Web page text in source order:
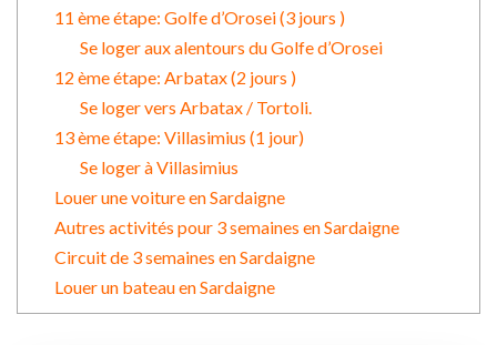
11 ème étape: Golfe d’Orosei (3 jours )
Se loger aux alentours du Golfe d’Orosei
12 ème étape: Arbatax (2 jours )
Se loger vers Arbatax / Tortoli.
13 ème étape: Villasimius (1 jour)
Se loger à Villasimius
Louer une voiture en Sardaigne
Autres activités pour 3 semaines en Sardaigne
Circuit de 3 semaines en Sardaigne
Louer un bateau en Sardaigne